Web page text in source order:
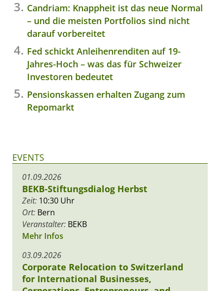
Candriam: Knappheit ist das neue Normal
– und die meisten Portfolios sind nicht
darauf vorbereitet
Fed schickt Anleihenrenditen auf 19-
Jahres-Hoch – was das für Schweizer
Investoren bedeutet
Pensionskassen erhalten Zugang zum
Repomarkt
EVENTS
01.09.2026
BEKB-Stiftungsdialog Herbst
Zeit: 10:30 Uhr
Ort: Bern
Veranstalter: BEKB
Mehr Infos
03.09.2026
Corporate Relocation to Switzerland
for International Businesses,